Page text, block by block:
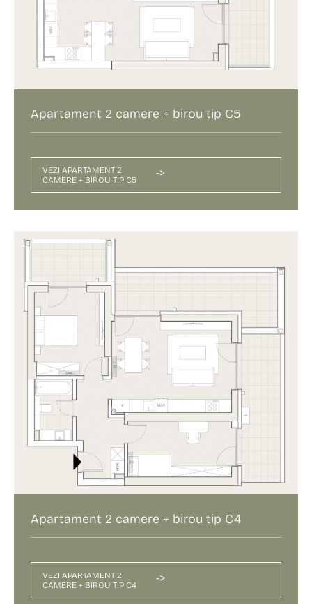
Apartament 2 camere + birou tip C5
VEZI APARTAMENT 2
CAMERE + BIROU TIP C5
->
Apartament 2 camere + birou tip C4
VEZI APARTAMENT 2
CAMERE + BIROU TIP C4
->